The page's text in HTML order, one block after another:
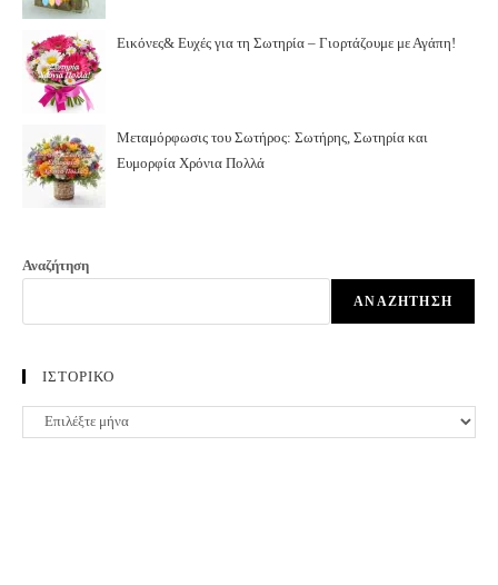
Εικόνες& Ευχές για τη Σωτηρία – Γιορτάζουμε με Αγάπη!
Μεταμόρφωσις του Σωτήρος: Σωτήρης, Σωτηρία και
Ευμορφία Χρόνια Πολλά
Αναζήτηση
ΑΝΑΖΉΤΗΣΗ
ΙΣΤΟΡΙΚΟ
ΙΣΤΟΡΙΚΟ